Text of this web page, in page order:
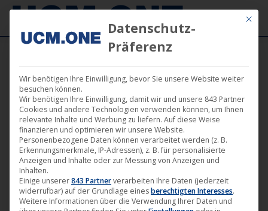
Mit
Datenschutz-
Präferenz
Wir benötigen Ihre Einwilligung, bevor Sie unsere Website weiter
besuchen können.
Wir benötigen Ihre Einwilligung, damit wir und unsere 843 Partner
Cookies und andere Technologien verwenden können, um Ihnen
relevante Inhalte und Werbung zu liefern. Auf diese Weise
finanzieren und optimieren wir unsere Website.
Personenbezogene Daten können verarbeitet werden (z. B.
Erkennungsmerkmale, IP-Adressen), z. B. für personalisierte
Anzeigen und Inhalte oder zur Messung von Anzeigen und
Inhalten.
Einige unserer843 Partnerverarbeiten Ihre Daten (jederzeit
widerrufbar) auf der Grundlage einesberechtigten Interesses.
Weitere Informationen über die Verwendung Ihrer Daten und